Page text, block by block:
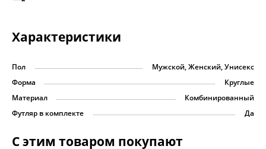
Характеристики
Пол
Мужской, Женский, Унисекс
Форма
Круглые
Материал
Комбинированный
Футляр в комплекте
Да
С этим товаром покупают